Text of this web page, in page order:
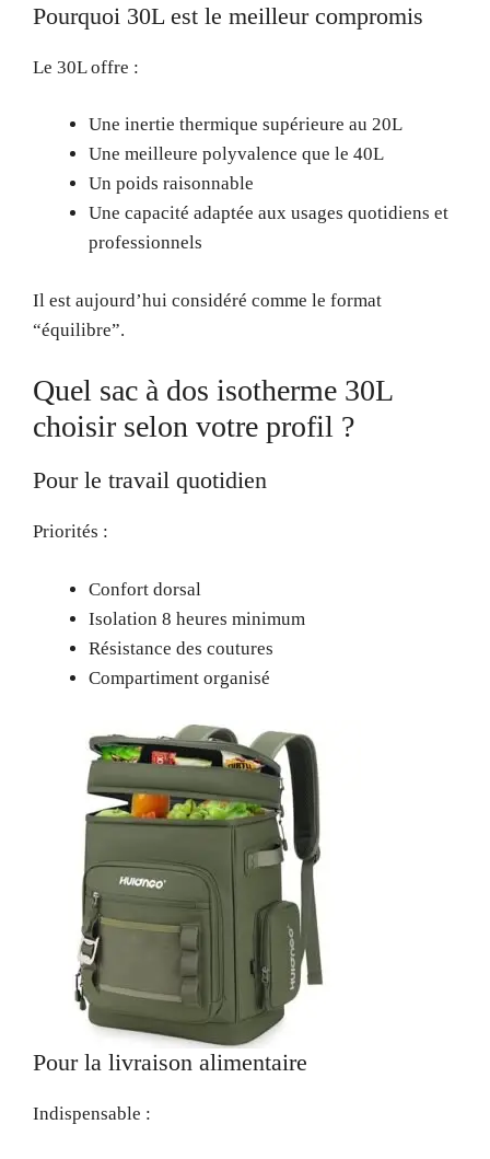
Pourquoi 30L est le meilleur compromis
Le 30L offre :
Une inertie thermique supérieure au 20L
Une meilleure polyvalence que le 40L
Un poids raisonnable
Une capacité adaptée aux usages quotidiens et
professionnels
Il est aujourd’hui considéré comme le format
“équilibre”.
Quel sac à dos isotherme 30L
choisir selon votre profil ?
Pour le travail quotidien
Priorités :
Confort dorsal
Isolation 8 heures minimum
Résistance des coutures
Compartiment organisé
Pour la livraison alimentaire
Indispensable :